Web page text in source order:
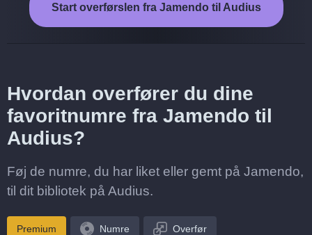
Start overførslen fra Jamendo til Audius
Hvordan overfører du dine
favoritnumre fra Jamendo til
Audius?
Føj de numre, du har liket eller gemt på Jamendo,
til dit bibliotek på Audius.
Premium Numre Overfør